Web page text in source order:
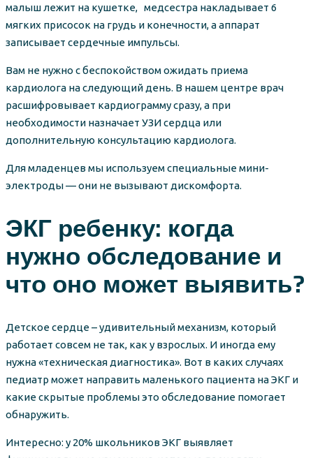
малыш лежит на кушетке, медсестра накладывает 6
мягких присосок на грудь и конечности, а аппарат
записывает сердечные импульсы.
Вам не нужно с беспокойством ожидать приема
кардиолога на следующий день. В нашем центре врач
расшифровывает кардиограмму сразу, а при
необходимости назначает УЗИ сердца или
дополнительную консультацию кардиолога.
Для младенцев мы используем специальные мини-
электроды — они не вызывают дискомфорта.
ЭКГ ребенку: когда
нужно обследование и
что оно может выявить?
Детское сердце – удивительный механизм, который
работает совсем не так, как у взрослых. И иногда ему
нужна «техническая диагностика». Вот в каких случаях
педиатр может направить маленького пациента на ЭКГ и
какие скрытые проблемы это обследование помогает
обнаружить.
Интересно: у 20% школьников ЭКГ выявляет